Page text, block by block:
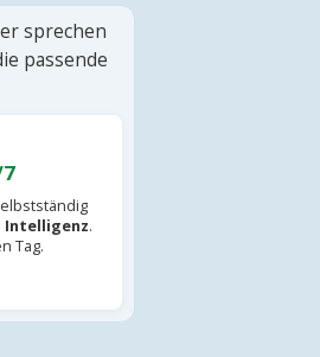
sprechen
passende
Intelligenz.
Tag.